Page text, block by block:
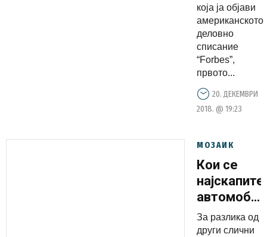
деловно
списание
“Forbes”
која ја објави
американското
деловно
списание
“Forbes”,
првото...
20. ДЕКЕМВРИ
2018. @ 19:23
МОЗАИК
Кои се
најскапите
брендови
во светот
За разлика од
други слични